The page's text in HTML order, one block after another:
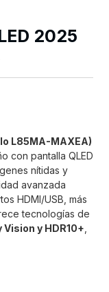
2025
L85MA-MAXEA)
con pantalla QLED
nítidas y
avanzada
HDMI/USB, más
tecnologías de
Vision y HDR10+